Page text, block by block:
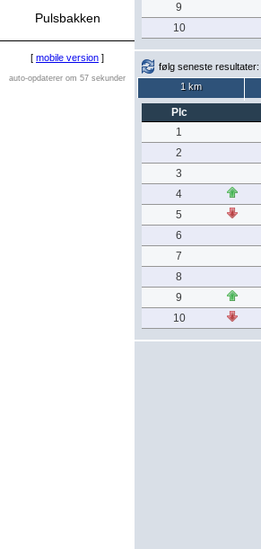
Pulsbakken
[ mobile version ]
auto-opdaterer om 57 sekunder
9
10
følg seneste resultater:
1 km
Plc
1
2
3
4
5
6
7
8
9
10